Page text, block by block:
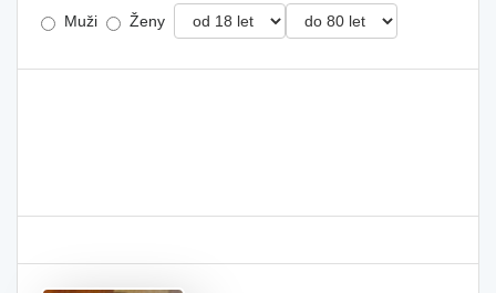
Muži Ženy